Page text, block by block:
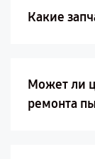
Какие
Может ли
ремонта